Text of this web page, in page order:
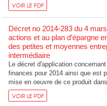
VOIR LE PDF
Décret no 2014-283 du 4
actions et au plan d’épargne
des petites et moyennes
intermédiaire
Le décret d'application
finances pour 2014 ainsi que est
mise en oeuvre de ce produit
VOIR LE PDF